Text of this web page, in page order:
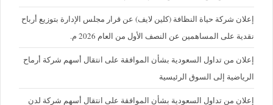
إعلان شركة حياة النظافة (كلين لايف) عن قرار مجلس الإدارة بتوزيع أرباح
نقدية على المساهمين عن النصف الأول من العام 2026 م.
إعلان من تداول السعودية بشأن الموافقة على انتقال أسهم شركة أرماح
الرياضية إلى السوق الرئيسية
إعلان من تداول السعودية بشأن الموافقة على انتقال أسهم شركة لدن